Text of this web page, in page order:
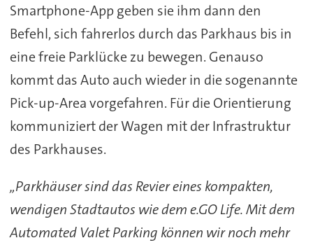
Smartphone-App geben sie ihm dann den
Befehl, sich fahrerlos durch das Parkhaus bis in
eine freie Parklücke zu bewegen. Genauso
kommt das Auto auch wieder in die sogenannte
Pick-up-Area vorgefahren. Für die Orientierung
kommuniziert der Wagen mit der Infrastruktur
des Parkhauses.
„Parkhäuser sind das Revier eines kompakten,
wendigen Stadtautos wie dem e.GO Life. Mit dem
Automated Valet Parking können wir noch mehr